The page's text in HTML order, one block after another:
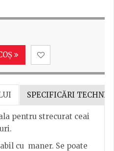
SPECIFICĂRI
pentru strecurat ceai
cu maner. Se poate